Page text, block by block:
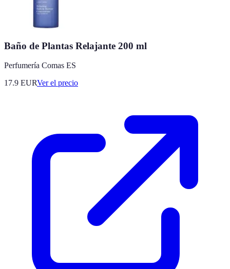
Baño de Plantas Relajante 200 ml
Perfumería Comas ES
17.9 EURVer el precio